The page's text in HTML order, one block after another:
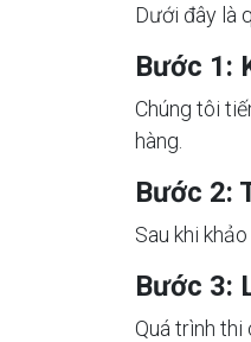
Dưới đây là
Bước 1:
Chúng tôi
hàng.
Bước 2:
Sau khi
Bước 3:
Quá trình